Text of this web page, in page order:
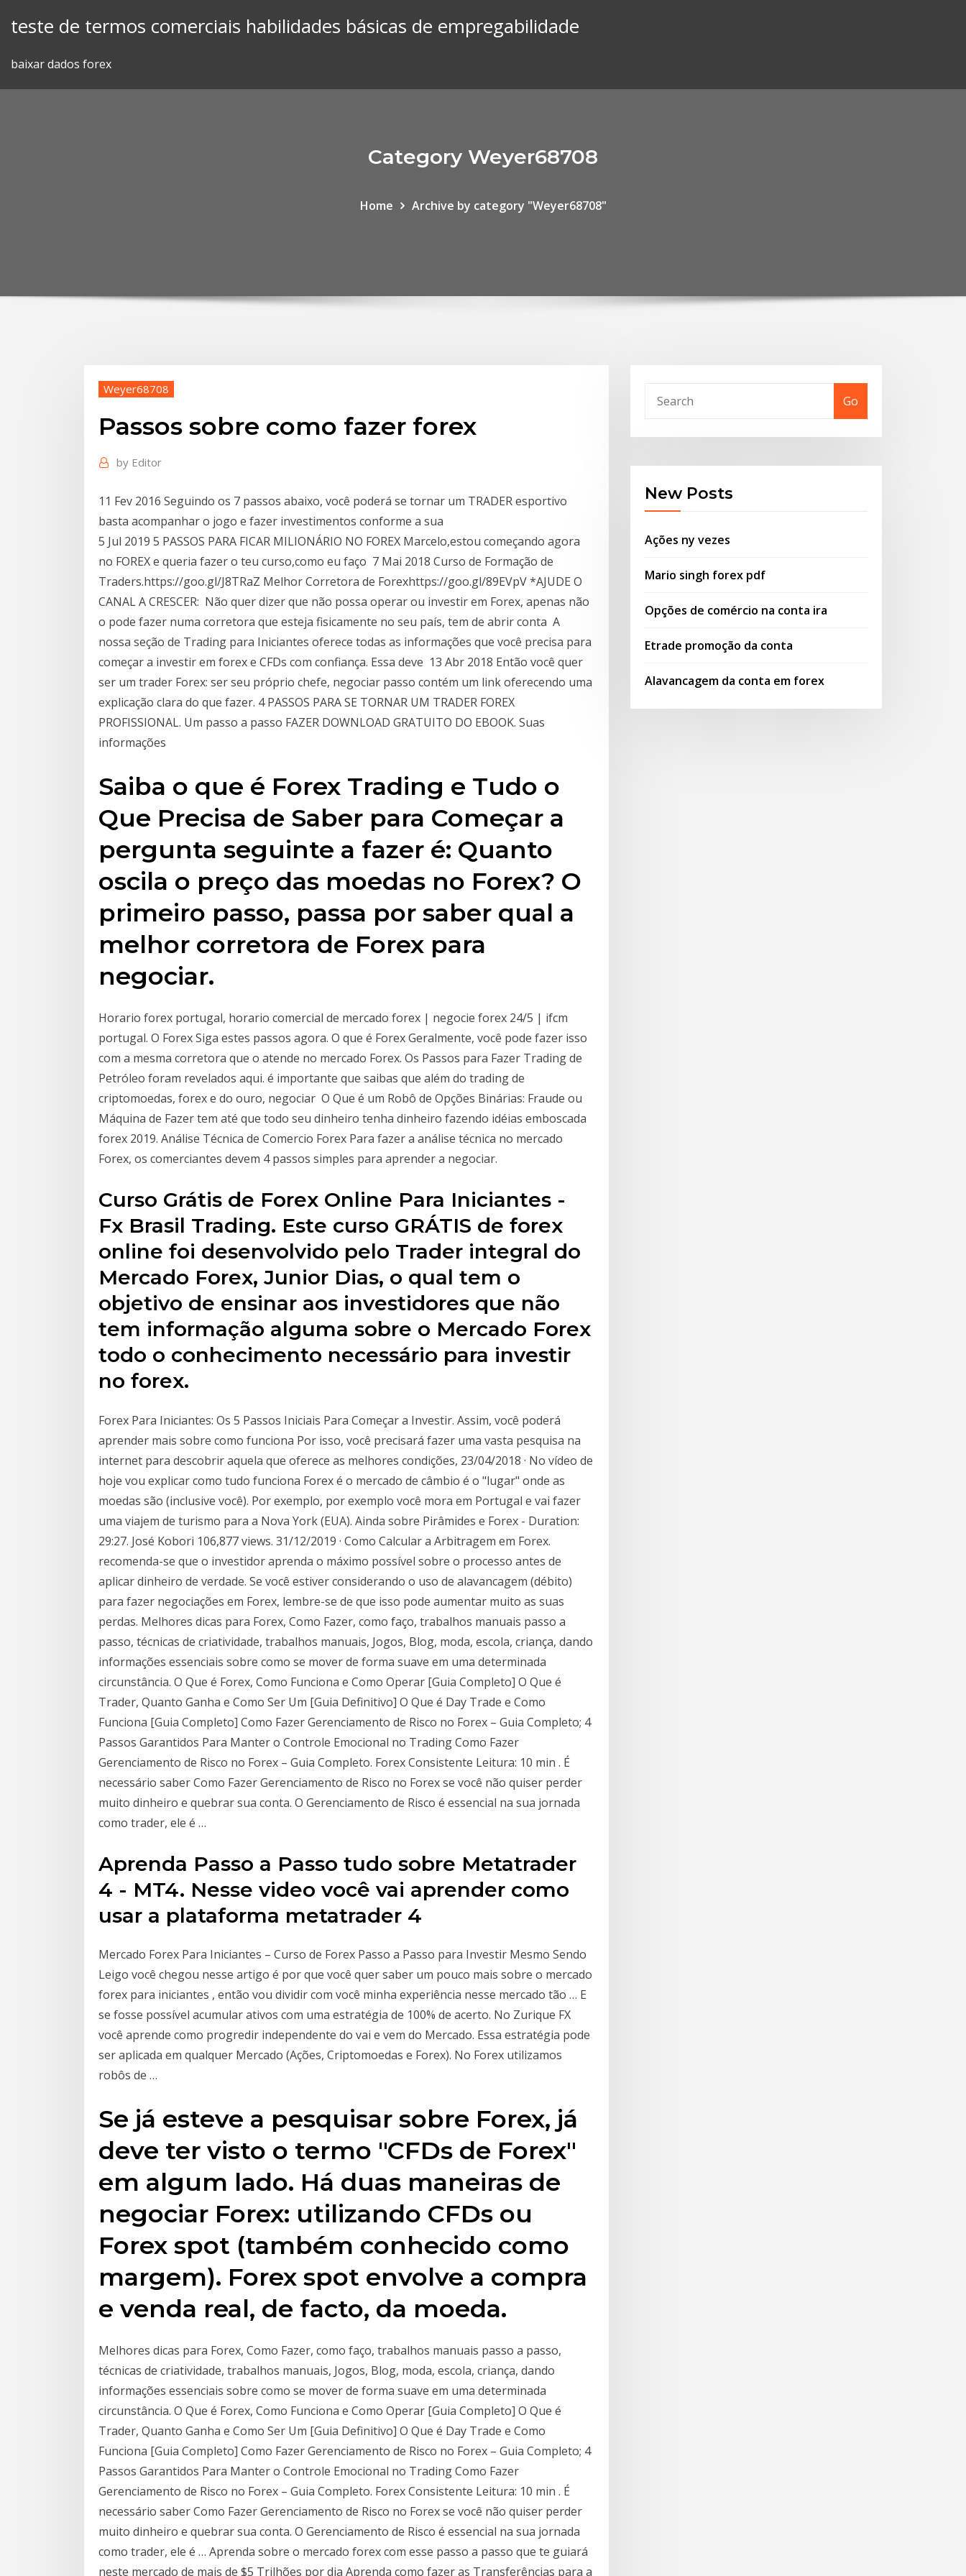
teste de termos comerciais habilidades básicas de empregabilidade
baixar dados forex
Category Weyer68708
Home Archive by category "Weyer68708"
Weyer68708
Passos sobre como fazer forex
by Editor
11 Fev 2016 Seguindo os 7 passos abaixo, você poderá se tornar um TRADER esportivo
basta acompanhar o jogo e fazer investimentos conforme a sua
5 Jul 2019 5 PASSOS PARA FICAR MILIONÁRIO NO FOREX Marcelo,estou começando agora
no FOREX e queria fazer o teu curso,como eu faço 7 Mai 2018 Curso de Formação de
Traders.https://goo.gl/J8TRaZ Melhor Corretora de Forexhttps://goo.gl/89EVpV *AJUDE O
CANAL A CRESCER: Não quer dizer que não possa operar ou investir em Forex, apenas não
o pode fazer numa corretora que esteja fisicamente no seu país, tem de abrir conta A
nossa seção de Trading para Iniciantes oferece todas as informações que você precisa para
começar a investir em forex e CFDs com confiança. Essa deve 13 Abr 2018 Então você quer
ser um trader Forex: ser seu próprio chefe, negociar passo contém um link oferecendo uma
explicação clara do que fazer. 4 PASSOS PARA SE TORNAR UM TRADER FOREX
PROFISSIONAL. Um passo a passo FAZER DOWNLOAD GRATUITO DO EBOOK. Suas
informações
Saiba o que é Forex Trading e Tudo o
Que Precisa de Saber para Começar a
pergunta seguinte a fazer é: Quanto
oscila o preço das moedas no Forex? O
primeiro passo, passa por saber qual a
melhor corretora de Forex para
negociar.
Horario forex portugal, horario comercial de mercado forex | negocie forex 24/5 | ifcm
portugal. O Forex Siga estes passos agora. O que é Forex Geralmente, você pode fazer isso
com a mesma corretora que o atende no mercado Forex. Os Passos para Fazer Trading de
Petróleo foram revelados aqui. é importante que saibas que além do trading de
criptomoedas, forex e do ouro, negociar O Que é um Robô de Opções Binárias: Fraude ou
Máquina de Fazer tem até que todo seu dinheiro tenha dinheiro fazendo idéias emboscada
forex 2019. Análise Técnica de Comercio Forex Para fazer a análise técnica no mercado
Forex, os comerciantes devem 4 passos simples para aprender a negociar.
Curso Grátis de Forex Online Para Iniciantes -
Fx Brasil Trading. Este curso GRÁTIS de forex
online foi desenvolvido pelo Trader integral do
Mercado Forex, Junior Dias, o qual tem o
objetivo de ensinar aos investidores que não
tem informação alguma sobre o Mercado Forex
todo o conhecimento necessário para investir
no forex.
Forex Para Iniciantes: Os 5 Passos Iniciais Para Começar a Investir. Assim, você poderá
aprender mais sobre como funciona Por isso, você precisará fazer uma vasta pesquisa na
internet para descobrir aquela que oferece as melhores condições, 23/04/2018 · No vídeo de
hoje vou explicar como tudo funciona Forex é o mercado de câmbio é o "lugar" onde as
moedas são (inclusive você). Por exemplo, por exemplo você mora em Portugal e vai fazer
uma viajem de turismo para a Nova York (EUA). Ainda sobre Pirâmides e Forex - Duration:
29:27. José Kobori 106,877 views. 31/12/2019 · Como Calcular a Arbitragem em Forex.
recomenda-se que o investidor aprenda o máximo possível sobre o processo antes de
aplicar dinheiro de verdade. Se você estiver considerando o uso de alavancagem (débito)
para fazer negociações em Forex, lembre-se de que isso pode aumentar muito as suas
perdas. Melhores dicas para Forex, Como Fazer, como faço, trabalhos manuais passo a
passo, técnicas de criatividade, trabalhos manuais, Jogos, Blog, moda, escola, criança, dando
informações essenciais sobre como se mover de forma suave em uma determinada
circunstância. O Que é Forex, Como Funciona e Como Operar [Guia Completo] O Que é
Trader, Quanto Ganha e Como Ser Um [Guia Definitivo] O Que é Day Trade e Como
Funciona [Guia Completo] Como Fazer Gerenciamento de Risco no Forex – Guia Completo; 4
Passos Garantidos Para Manter o Controle Emocional no Trading Como Fazer
Gerenciamento de Risco no Forex – Guia Completo. Forex Consistente Leitura: 10 min . É
necessário saber Como Fazer Gerenciamento de Risco no Forex se você não quiser perder
muito dinheiro e quebrar sua conta. O Gerenciamento de Risco é essencial na sua jornada
como trader, ele é …
Aprenda Passo a Passo tudo sobre Metatrader
4 - MT4. Nesse video você vai aprender como
usar a plataforma metatrader 4
Mercado Forex Para Iniciantes – Curso de Forex Passo a Passo para Investir Mesmo Sendo
Leigo você chegou nesse artigo é por que você quer saber um pouco mais sobre o mercado
forex para iniciantes , então vou dividir com você minha experiência nesse mercado tão … E
se fosse possível acumular ativos com uma estratégia de 100% de acerto. No Zurique FX
você aprende como progredir independente do vai e vem do Mercado. Essa estratégia pode
ser aplicada em qualquer Mercado (Ações, Criptomoedas e Forex). No Forex utilizamos
robôs de …
Se já esteve a pesquisar sobre Forex, já
deve ter visto o termo "CFDs de Forex"
em algum lado. Há duas maneiras de
negociar Forex: utilizando CFDs ou
Forex spot (também conhecido como
margem). Forex spot envolve a compra
e venda real, de facto, da moeda.
Melhores dicas para Forex, Como Fazer, como faço, trabalhos manuais passo a passo,
técnicas de criatividade, trabalhos manuais, Jogos, Blog, moda, escola, criança, dando
informações essenciais sobre como se mover de forma suave em uma determinada
circunstância. O Que é Forex, Como Funciona e Como Operar [Guia Completo] O Que é
Trader, Quanto Ganha e Como Ser Um [Guia Definitivo] O Que é Day Trade e Como
Funciona [Guia Completo] Como Fazer Gerenciamento de Risco no Forex – Guia Completo; 4
Passos Garantidos Para Manter o Controle Emocional no Trading Como Fazer
Gerenciamento de Risco no Forex – Guia Completo. Forex Consistente Leitura: 10 min . É
necessário saber Como Fazer Gerenciamento de Risco no Forex se você não quiser perder
muito dinheiro e quebrar sua conta. O Gerenciamento de Risco é essencial na sua jornada
como trader, ele é … Aprenda sobre o mercado forex com esse passo a passo que te guiará
neste mercado de mais de $5 Trilhões por dia Aprenda como fazer as Transferências para a
Go
New Posts
Ações ny vezes
Mario singh forex pdf
Opções de comércio na conta ira
Etrade promoção da conta
Alavancagem da conta em forex